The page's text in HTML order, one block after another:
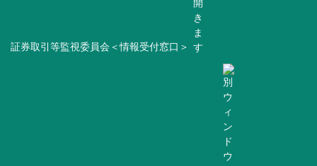
証券取引等監視委員会＜情報受付窓口＞